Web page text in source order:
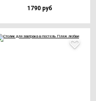
1790 руб